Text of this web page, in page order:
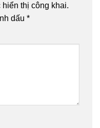
thị công khai.
dấu *